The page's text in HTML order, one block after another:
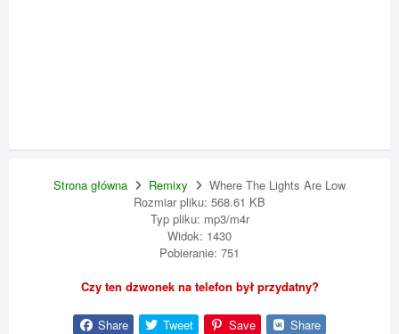
Strona główna Remixy
Where The Lights Are Low
Rozmiar pliku: 568.61 KB
Typ pliku: mp3/m4r
Widok: 1430
Pobieranie: 751
Czy ten dzwonek na telefon był przydatny?
Share Tweet Save Share